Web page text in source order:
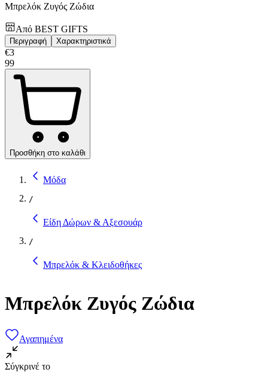
Μπρελόκ Ζυγός Ζώδια
Από BEST GIFTS
Περιγραφή Χαρακτηριστικά
€3
99
Προσθήκη στο καλάθι
Μόδα
/
Είδη Δώρων & Αξεσουάρ
/
Μπρελόκ & Κλειδοθήκες
Μπρελόκ Ζυγός Ζώδια
Αγαπημένα
Σύγκρινέ το